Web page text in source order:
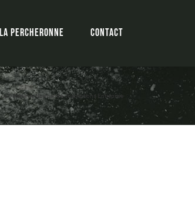
La Percheronne Contact
La Déferlante Normande- Inscriptions Entreprise